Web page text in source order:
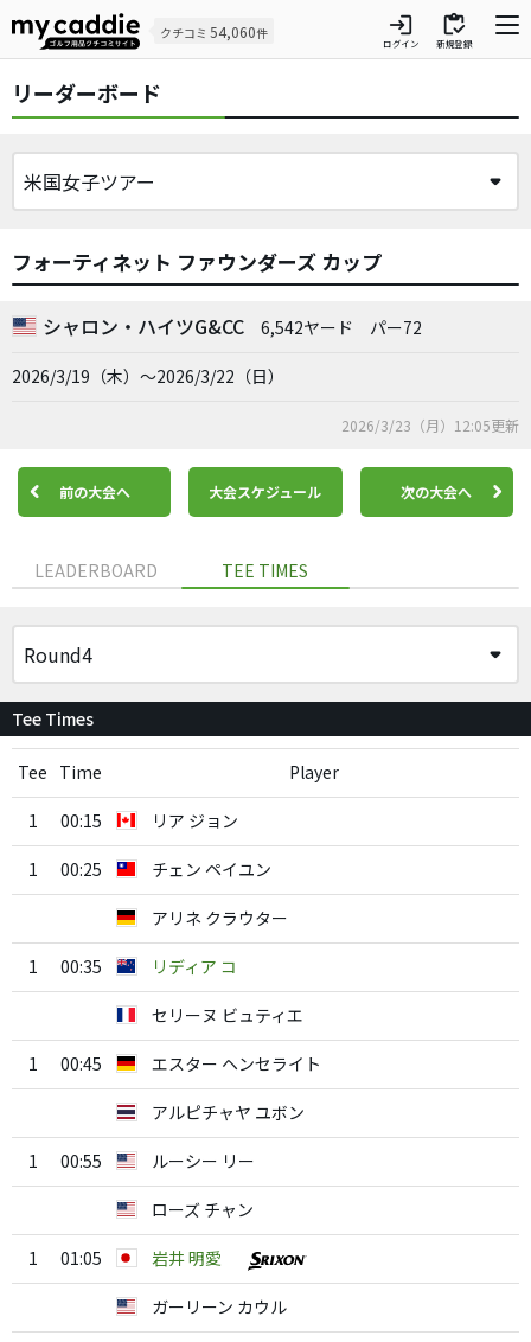
クチコミ 54,060件 login
ログイン
inventory
新規登録
リーダーボード
フォーティネット ファウンダーズ カップ
シャロン・ハイツG&CC 6,542ヤード パー72
2026/3/19（木）～2026/3/22（日）
2026/3/23（月）12:05更新
前の大会へ 大会スケジュール 次の大会へ
LEADERBOARD TEE TIMES
Tee Times
Tee Time Player
1 00:15 リア ジョン
1 00:25 チェン ペイユン
アリネ クラウター
1 00:35 リディア コ
セリーヌ ビュティエ
1 00:45 エスター ヘンセライト
アルピチャヤ ユボン
1 00:55 ルーシー リー
ローズ チャン
1 01:05 岩井 明愛
ガーリーン カウル